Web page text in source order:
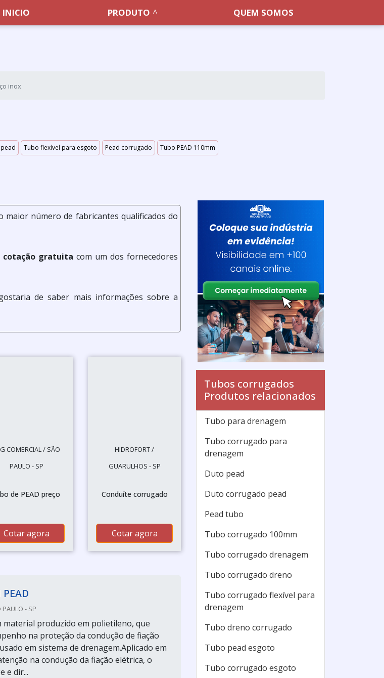
INICIO PRODUTO QUEM SOMOS
inox
Tubo flexível para esgoto Pead corrugado Tubo PEAD 110mm
número de fabricantes qualificados do
cotação gratuita com um dos fornecedores
de saber mais informações sobre a
COMERCIAL / SÃO
PAULO - SP
de PEAD preço
Cotar agora
HIDROFORT /
GUARULHOS - SP
Conduíte corrugado
Cotar agora
PAULO - SP
produzido em polietileno, que
na proteção da condução de fiação
em sistema de drenagem.Aplicado em
na condução da fiação elétrica, o
e dir...
Tubos corrugados
Produtos relacionados
Tubo para drenagem
Tubo corrugado para
drenagem
Duto pead
Duto corrugado pead
Pead tubo
Tubo corrugado 100mm
Tubo corrugado drenagem
Tubo corrugado dreno
Tubo corrugado flexível para
drenagem
Tubo dreno corrugado
Tubo pead esgoto
Tubo corrugado esgoto